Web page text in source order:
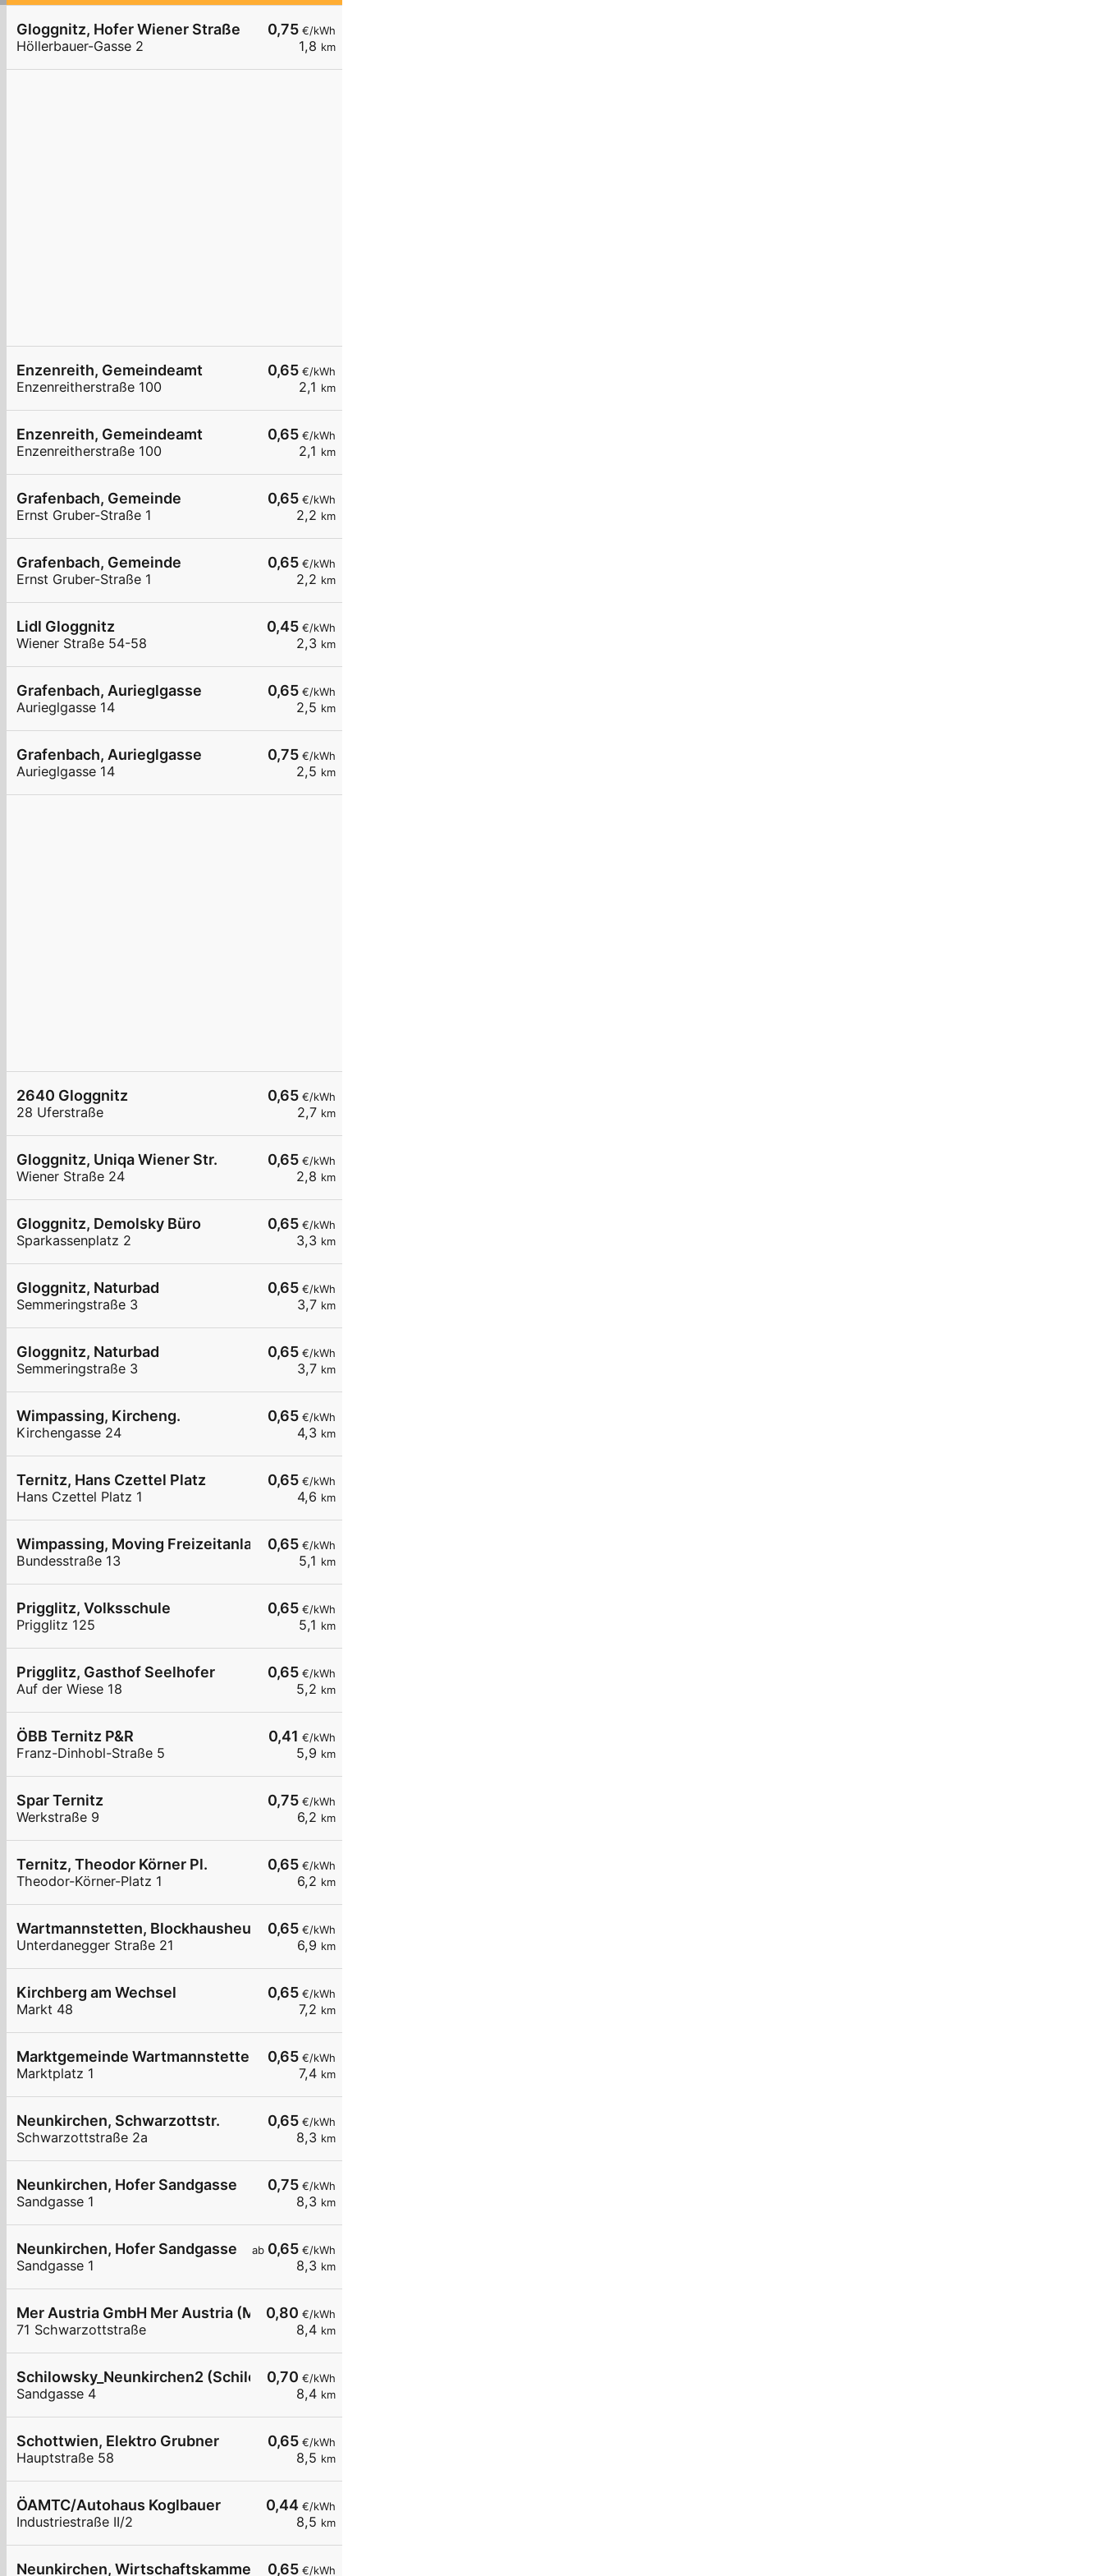
0,75€/kWh
1,8 km
Gloggnitz, Hofer Wiener Straße
Höllerbauer-Gasse 2
0,65€/kWh
2,1 km
Enzenreith, Gemeindeamt
Enzenreitherstraße 100
0,65€/kWh
2,1 km
Enzenreith, Gemeindeamt
Enzenreitherstraße 100
0,65€/kWh
2,2 km
Grafenbach, Gemeinde
Ernst Gruber-Straße 1
0,65€/kWh
2,2 km
Grafenbach, Gemeinde
Ernst Gruber-Straße 1
0,45€/kWh
2,3 km
Lidl Gloggnitz
Wiener Straße 54-58
0,65€/kWh
2,5 km
Grafenbach, Aurieglgasse
Aurieglgasse 14
0,75€/kWh
2,5 km
Grafenbach, Aurieglgasse
Aurieglgasse 14
0,65€/kWh
2,7 km
2640 Gloggnitz
28 Uferstraße
0,65€/kWh
2,8 km
Gloggnitz, Uniqa Wiener Str.
Wiener Straße 24
0,65€/kWh
3,3 km
Gloggnitz, Demolsky Büro
Sparkassenplatz 2
0,65€/kWh
3,7 km
Gloggnitz, Naturbad
Semmeringstraße 3
0,65€/kWh
3,7 km
Gloggnitz, Naturbad
Semmeringstraße 3
0,65€/kWh
4,3 km
Wimpassing, Kircheng.
Kirchengasse 24
0,65€/kWh
4,6 km
Ternitz, Hans Czettel Platz
Hans Czettel Platz 1
0,65€/kWh
5,1 km
Wimpassing, Moving Freizeitanlage
Bundesstraße 13
0,65€/kWh
5,1 km
Prigglitz, Volksschule
Prigglitz 125
0,65€/kWh
5,2 km
Prigglitz, Gasthof Seelhofer
Auf der Wiese 18
0,41 €/kWh
5,9 km
ÖBB Ternitz P&R
Franz-Dinhobl-Straße 5
0,75€/kWh
6,2 km
Spar Ternitz
Werkstraße 9
0,65€/kWh
6,2 km
Ternitz, Theodor Körner Pl.
Theodor-Körner-Platz 1
0,65€/kWh
6,9 km
Wartmannstetten, Blockhausheuriger Fam. Posch
Unterdanegger Straße 21
0,65€/kWh
7,2 km
Kirchberg am Wechsel
Markt 48
0,65€/kWh
7,4 km
Marktgemeinde Wartmannstetten
Marktplatz 1
0,65€/kWh
8,3 km
Neunkirchen, Schwarzottstr.
Schwarzottstraße 2a
0,75€/kWh
8,3 km
Neunkirchen, Hofer Sandgasse
Sandgasse 1
ab 0,65€/kWh
8,3 km
Neunkirchen, Hofer Sandgasse
Sandgasse 1
0,80 €/kWh
8,4 km
Mer Austria GmbH Mer Austria (McD) - Neunkirchen - Schwarzottstraße 71 #1
71 Schwarzottstraße
0,70 €/kWh
8,4 km
Schilowsky_Neunkirchen2 (Schilowsky Beteiligungs GmbH)
Sandgasse 4
0,65€/kWh
8,5 km
Schottwien, Elektro Grubner
Hauptstraße 58
0,44€/kWh
8,5 km
ÖAMTC/Autohaus Koglbauer
Industriestraße II/2
0,65€/kWh
Neunkirchen, Wirtschaftskammer Triesterstr.